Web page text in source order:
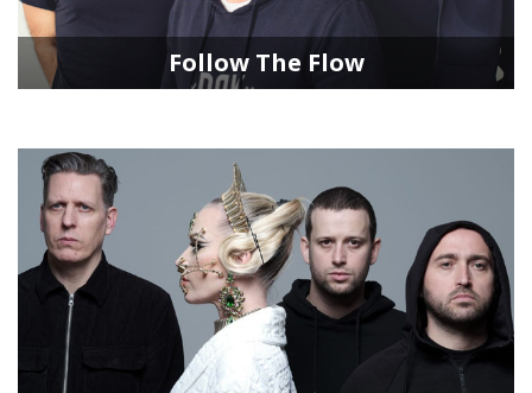
Follow The Flow